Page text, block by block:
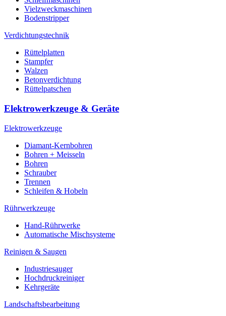
Vielzweckmaschinen
Bodenstripper
Verdichtungstechnik
Rüttelplatten
Stampfer
Walzen
Betonverdichtung
Rüttelpatschen
Elektrowerkzeuge & Geräte
Elektrowerkzeuge
Diamant-Kernbohren
Bohren + Meisseln
Bohren
Schrauber
Trennen
Schleifen & Hobeln
Rührwerkzeuge
Hand-Rührwerke
Automatische Mischsysteme
Reinigen & Saugen
Industriesauger
Hochdruckreiniger
Kehrgeräte
Landschaftsbearbeitung